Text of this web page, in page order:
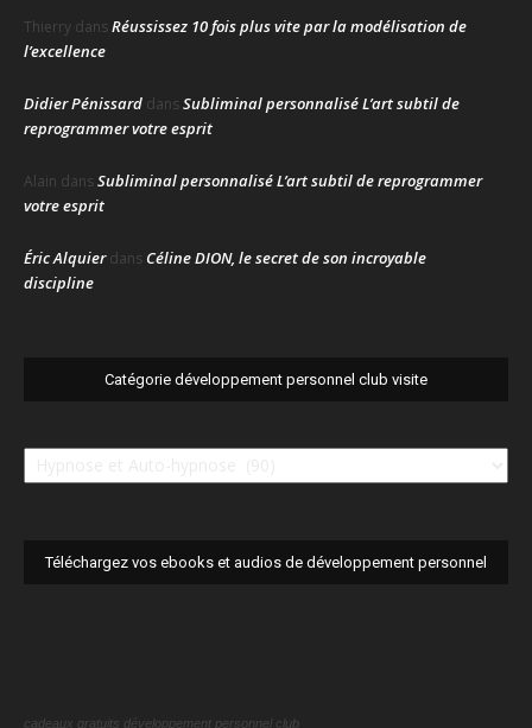
Thierry dansRéussissez 10 fois plus vite par la modélisation de
l’excellence
Didier Pénissard dansSubliminal personnalisé L’art subtil de
reprogrammer votre esprit
Alain dansSubliminal personnalisé L’art subtil de reprogrammer
votre esprit
Éric Alquierdans Céline DION, le secret de son incroyable
discipline
Catégorie développement personnel club visite
Catégorie
Téléchargez vos ebooks et audios de développement personnel
cadeaux gratuits développement personnel club